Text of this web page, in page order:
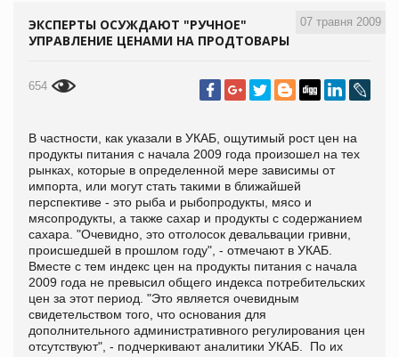
07 травня 2009
ЭКСПЕРТЫ ОСУЖДАЮТ "РУЧНОЕ"
УПРАВЛЕНИЕ ЦЕНАМИ НА ПРОДТОВАРЫ
654
В частности, как указали в УКАБ, ощутимый рост цен на
продукты питания с начала 2009 года произошел на тех
рынках, которые в определенной мере зависимы от
импорта, или могут стать такими в ближайшей
перспективе - это рыба и рыбопродукты, мясо и
мясопродукты, а также сахар и продукты с содержанием
сахара. "Очевидно, это отголосок девальвации гривни,
происшедшей в прошлом году", - отмечают в УКАБ.
Вместе с тем индекс цен на продукты питания с начала
2009 года не превысил общего индекса потребительских
цен за этот период. "Это является очевидным
свидетельством того, что основания для
дополнительного административного регулирования цен
отсутствуют", - подчеркивают аналитики УКАБ. По их